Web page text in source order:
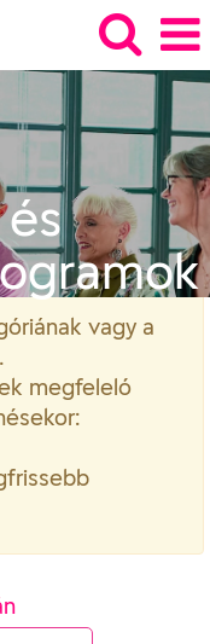
vagy a
megfelelő